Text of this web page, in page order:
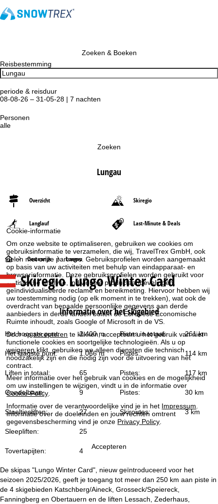
Cookie-informatie
Om onze website te optimaliseren, gebruiken we cookies om
gebruiksinformatie te verzamelen, die wij, TravelTrex GmbH, ook
delen met onze partners. Gebruiksprofielen worden aangemaakt
op basis van uw activiteiten met behulp van eindapparaat- en
browserinformatie. Deze gebruiksprofielen worden gebruikt voor
statistische analyse, individuele productaanbevelingen,
geïndividualiseerde reclame en bereikmeting. Hiervoor hebben wij
uw toestemming nodig (op elk moment in te trekken), wat ook de
overdracht van bepaalde persoonlijke gegevens aan derde
aanbieders in derde landen buiten de Europese Economische
Ruimte inhoudt, zoals Google of Microsoft in de VS.
Door opaccepteren te klikken, accepteert u het gebruik van niet-
functionele cookies en soortgelijke technologieën. Als u op
weigerenklikt, gebruiken we alleen diensten die technisch
noodzakelijk zijn en die nodig zijn voor de uitvoering van het
contract.
Meer informatie over het gebruik van cookies en de mogelijkheid
om uw instellingen te wijzigen, vindt u in de informatie over
Cookie-Policy
Informatie over de verantwoordelijke vind je in het Impressum
Informatie over de doeleinden en jouw rechten omtrent
gegevensbescherming vind je onze Privacy Policy
Accepteren
Zoeken & Boeken
Reisbestemming
periode & reisduur
08-08-26 – 31-05-28 | 7 nachten
Personen
alle
Zoeken
Lungau
Overzicht Skiregio
Langlauf Last-Minute & Deals
S
t
a
r
t
p
a
g
i
Oostenrijk Lungau
Skiregio Lungo Winter Card
Informatie over het skigebied
Het hoogste punt: 2.400 m Pistes in totaal: 261 km
Het laagste punt: 1.066 m Pistes: 114 km
Liften in totaal: 65 Pistes: 117 km
Gondelbaan: 9 Pistes: 30 km
Stoeltjesliften: 27 Skiroutes: 3 km
Sleepliften: 25
Tovertapijten: 4
De skipas "Lungo Winter Card", nieuw geïntroduceerd voor het
seizoen 2025/2026, geeft je toegang tot meer dan 250 km aan piste in
de 4 skigebieden Katschberg/Aineck, Grosseck/Speiereck,
Fanningberg en Obertauern en de liften Lessach, Zederhaus,